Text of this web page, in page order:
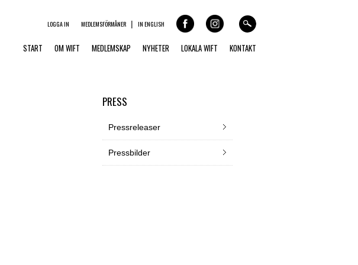
LOGGA IN MEDLEMSFÖRMÅNER IN ENGLISH
START OM WIFT MEDLEMSKAP NYHETER LOKALA WIFT KONTAKT
PRESS
Pressreleaser
Pressbilder